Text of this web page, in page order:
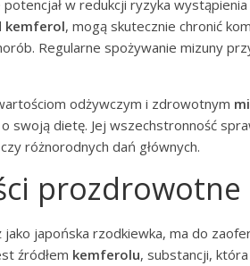
potencjał w redukcji ryzyka
kemferol, mogą skutecznie chronić
Regularne spożywanie mizuny
odżywczym i zdrowotnym
swoją dietę. Jej wszechstronność
różnorodnych dań głównych.
jako japońska rzodkiewka, ma do
źródłem kemferolu, substancji,